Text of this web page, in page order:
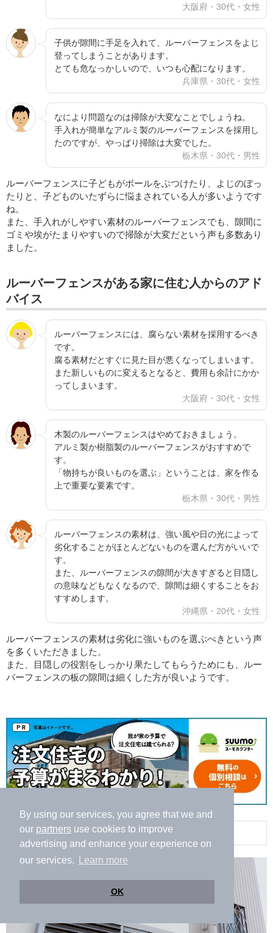
By using our services, you agree that we and
our partners use cookies to improve
advertising and enhance your experience on
our services.
Learn more
OK
大阪府・30代・女性
子供が隙間に手足を入れて、ルーバーフェンスをよじ
登ってしまうことがあります。
とても危なっかしいので、いつも心配になります。
兵庫県・30代・女性
なにより問題なのは掃除が大変なことでしょうね。
手入れが簡単なアルミ製のルーバーフェンスを採用し
たのですが、やっぱり掃除は大変でした。
栃木県・30代・男性
ルーバーフェンスに子どもがボールをぶつけたり、よじのぼっ
たりと、子どものいたずらに悩まされている人が多いようです
ね。
また、手入れがしやすい素材のルーバーフェンスでも、隙間に
ゴミや埃がたまりやすいので掃除が大変だという声も多数あり
ました。
ルーバーフェンスがある家に住む人からのアド
バイス
ルーバーフェンスには、腐らない素材を採用するべき
です。
腐る素材だとすぐに見た目が悪くなってしまいます。
また新しいものに変えるとなると、費用も余計にかか
ってしまいます。
大阪府・30代・女性
木製のルーバーフェンスはやめておきましょう。
アルミ製か樹脂製のルーバーフェンスがおすすめで
す。
「物持ちが良いものを選ぶ」ということは、家を作る
上で重要な要素です。
栃木県・30代・男性
ルーバーフェンスの素材は、強い風や日の光によって
劣化することがほとんどないものを選んだ方がいいで
す。
また、ルーバーフェンスの隙間が大きすぎると目隠し
の意味などもなくなるので、隙間は細くすることをお
すすめします。
沖縄県・20代・女性
ルーバーフェンスの素材は劣化に強いものを選ぶべきという声
を多くいただきました。
また、目隠しの役割をしっかり果たしてもらうためにも、ルー
バーフェンスの板の隙間は細くした方が良いようです。
ルーバー窓の使用例